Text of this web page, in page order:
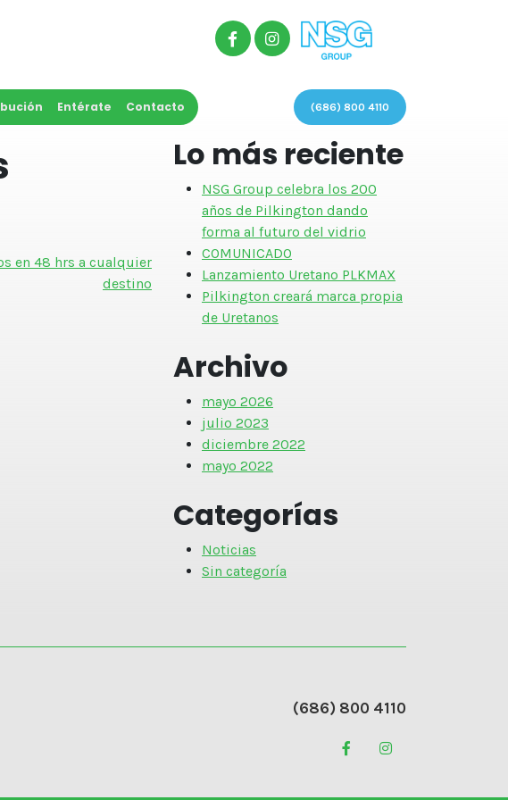
Entérate Contacto (686) 800 4110
en 48 hrs a cualquier
destino
Lo más reciente
NSG Group celebra los 200
años de Pilkington dando
forma al futuro del vidrio
COMUNICADO
Lanzamiento Uretano PLKMAX
Pilkington creará marca propia
de Uretanos
Archivo
mayo 2026
julio 2023
diciembre 2022
mayo 2022
Categorías
Noticias
Sin categoría
(686) 800 4110